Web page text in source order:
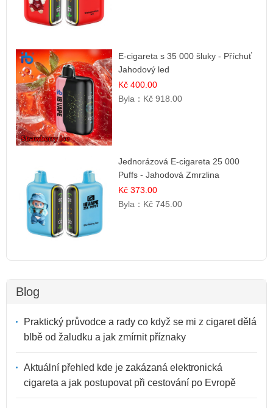
E-cigareta s 35 000 šluky - Příchuť
Jahodový led
Kč 400.00
Byla： Kč 918.00
Jednorázová E-cigareta 25 000
Puffs - Jahodová Zmrzlina
Kč 373.00
Byla： Kč 745.00
Blog
Praktický průvodce a rady co když se mi z cigaret dělá
blbě od žaludku a jak zmírnit příznaky
Aktuální přehled kde je zakázaná elektronická
cigareta a jak postupovat při cestování po Evropě